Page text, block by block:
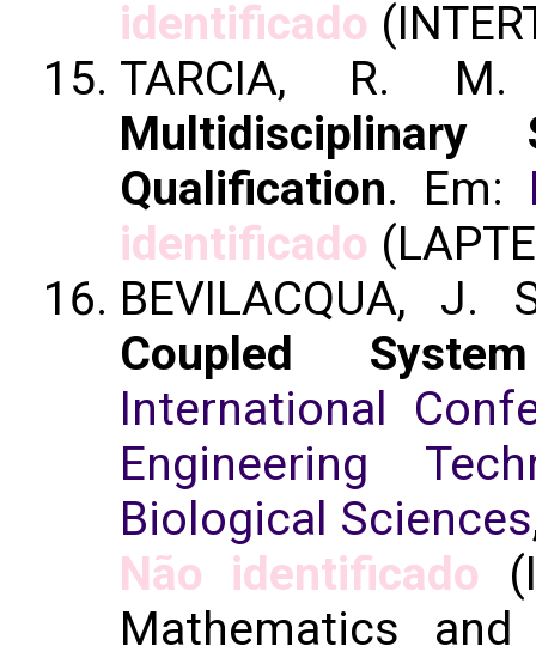
identificado
TARCIA, R.
Qualification. Em:
identificado
BEVILACQUA, J.
Coupled
International
Engineering
Biological Sciences
Não identificado
Mathematics